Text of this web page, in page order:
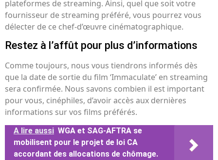
plateformes de streaming. Ainsi, quel que soit votre
fournisseur de streaming préféré, vous pourrez vous
délecter de ce chef-d’œuvre cinématographique.
Restez à l’affût pour plus d’informations
Comme toujours, nous vous tiendrons informés dès
que la date de sortie du film ‘Immaculate’ en streaming
sera confirmée. Nous savons combien il est important
pour vous, cinéphiles, d’avoir accès aux dernières
informations sur vos films préférés.
A lire aussi WGA et SAG-AFTRA se
mobilisent pour le projet de loi CA
accordant des allocations de chômage.